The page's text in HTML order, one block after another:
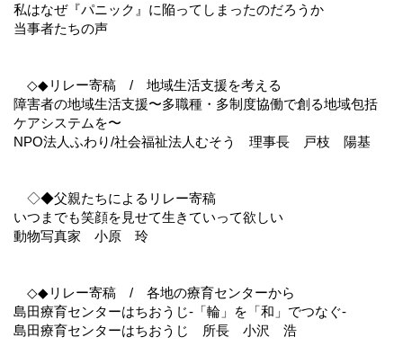
私はなぜ『パニック』に陥ってしまったのだろうか
当事者たちの声
◇◆リレー寄稿 / 地域生活支援を考える
障害者の地域生活支援〜多職種・多制度協働で創る地域包括
ケアシステムを〜
NPO法人ふわり/社会福祉法人むそう 理事長 戸枝 陽基
◇◆父親たちによるリレー寄稿
いつまでも笑顔を見せて生きていって欲しい
動物写真家 小原 玲
◇◆リレー寄稿 / 各地の療育センターから
島田療育センターはちおうじ-「輪」を「和」でつなぐ-
島田療育センターはちおうじ 所長 小沢 浩